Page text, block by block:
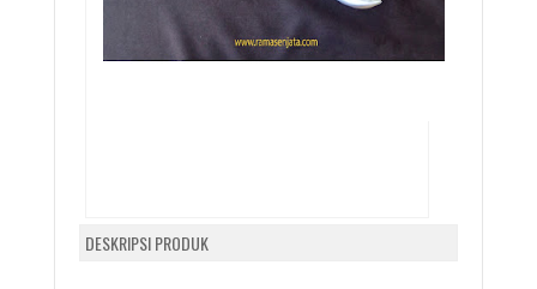
DESKRIPSI PRODUK